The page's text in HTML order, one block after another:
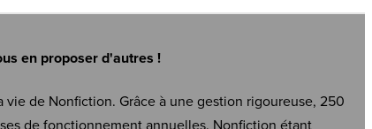
en proposer d'autres !
de Nonfiction. Grâce à une gestion rigoureuse, 250
de fonctionnement annuelles. Nonfiction étant